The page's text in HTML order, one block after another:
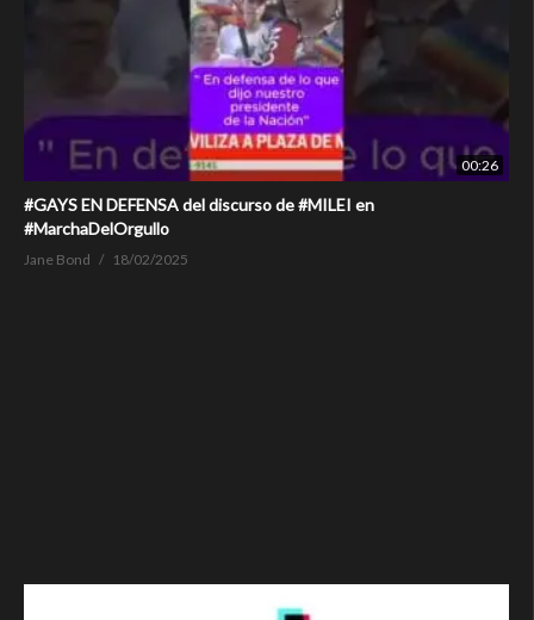
00:26
#GAYS EN DEFENSA del discurso de #MILEI en
#MarchaDelOrgullo
Jane Bond 18/02/2025